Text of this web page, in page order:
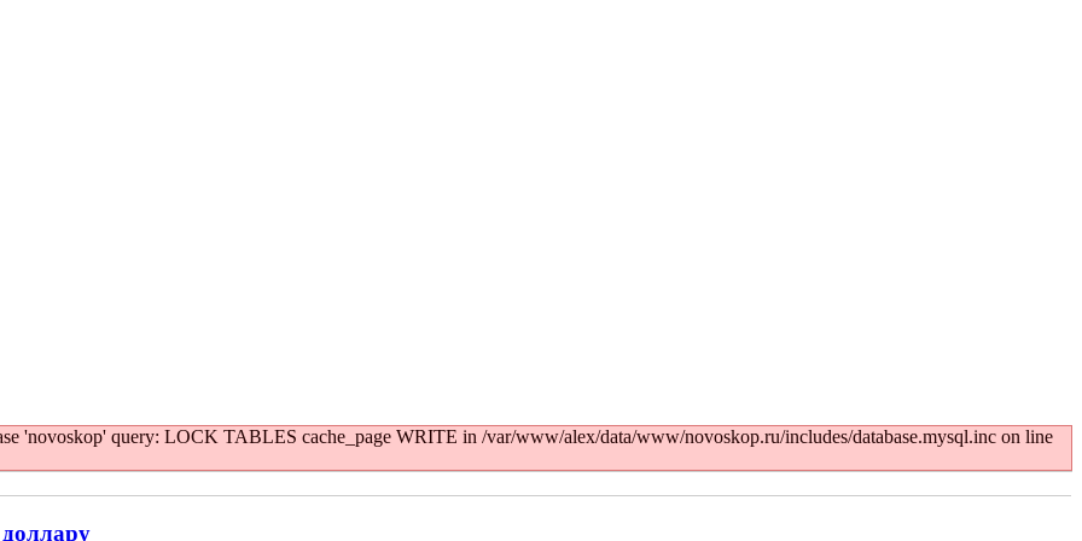
'novoskop' query: LOCK TABLES cache_page WRITE in /var/www/alex/data/www/novoskop.ru/includes/database.mysql.inc on line